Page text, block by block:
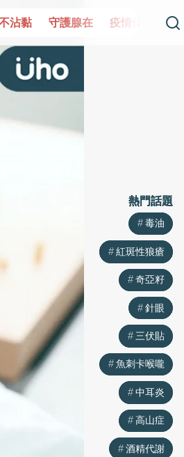
疫情保衛戰 再生醫學 愛的
熱門話題
毒油
紅斑性狼瘡
奇亞籽
針眼
三伏貼
魚刺卡喉嚨
中耳炎
高山症
酒精代謝
熱門話題
毒油
紅斑性狼瘡
奇亞籽
針眼
三伏貼
魚刺卡喉嚨
中耳炎
高山症
酒精代謝